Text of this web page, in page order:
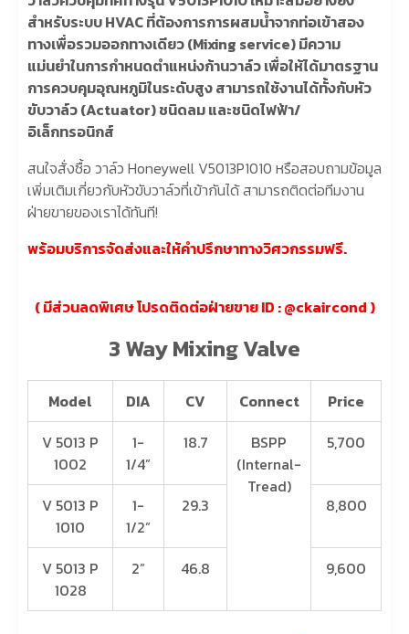
สำหรับระบบ HVAC ที่ต้องการการผสมน้ำจากท่อเข้าสอง
ทางเพื่อรวมออกทางเดียว (Mixing service) มีความ
แม่นยำในการกำหนดตำแหน่งก้านวาล์ว เพื่อให้ได้มาตรฐาน
การควบคุมอุณหภูมิในระดับสูง สามารถใช้งานได้ทั้งกับหัว
ขับวาล์ว (Actuator) ชนิดลม และชนิดไฟฟ้า/
อิเล็กทรอนิกส์
สนใจสั่งซื้อ วาล์ว Honeywell V5013P1010 หรือสอบถามข้อมูล
เพิ่มเติมเกี่ยวกับหัวขับวาล์วที่เข้ากันได้ สามารถติดต่อทีมงาน
ฝ่ายขายของเราได้ทันที!
พร้อมบริการจัดส่งและให้คำปรึกษาทางวิศวกรรมฟรี.
( มีส่วนลดพิเศษ โปรดติดต่อฝ่ายขาย ID :@ckaircond )
3 Way Mixing Valve
Model DIA CV Connect
Price
V 5013 P
1002
1-
1/4”
18.7
BSPP
(Internal-
Tread)
5,700
V 5013 P
1010
1-
1/2”
29.3 8,800
V 5013 P
1028
2” 46.8 9,600